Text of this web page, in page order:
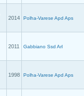
2014 Polha-Varese Apd Aps
2011 Gabbiano Ssd Arl
1998 Polha-Varese Apd Aps